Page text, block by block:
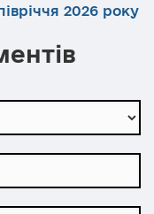
2026 року